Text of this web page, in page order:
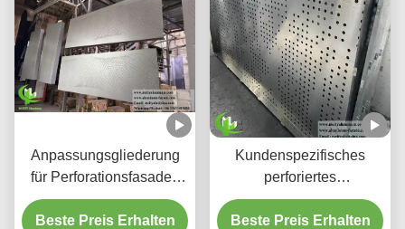
Anpassungsgliederung
für Perforationsfasaden
aus Aluminium und
Bildschirmplatten
Beste Preis Erhalten
Kundenspezifisches
perforiertes
hinterleuchtetes
Aluminium-
Beste Preis Erhalten